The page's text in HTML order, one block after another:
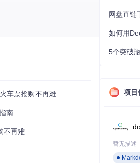
分布式查询模块（py123
车票抢购不再难
南
不再难
网盘直链
项目
暂无描述